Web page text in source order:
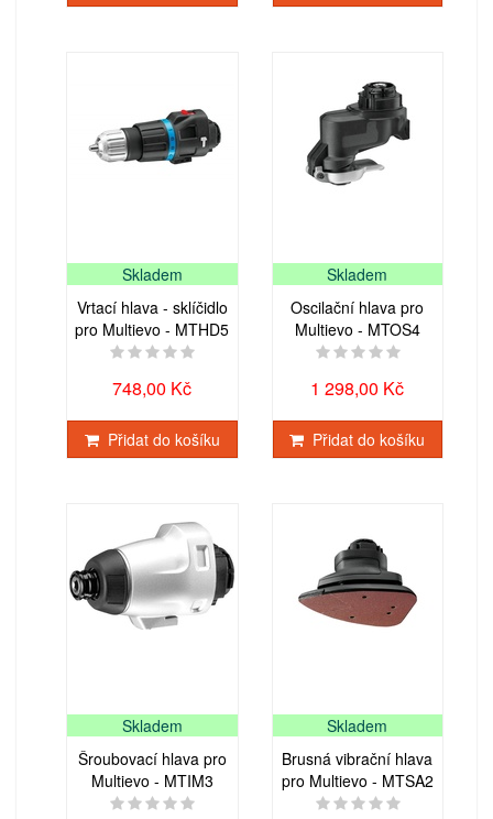
Skladem
Vrtací hlava - sklíčidlo
pro Multievo - MTHD5
748,00 Kč
Přidat do košíku
Skladem
Oscilační hlava pro
Multievo - MTOS4
1 298,00 Kč
Přidat do košíku
Skladem
Šroubovací hlava pro
Multievo - MTIM3
Skladem
Brusná vibrační hlava
pro Multievo - MTSA2